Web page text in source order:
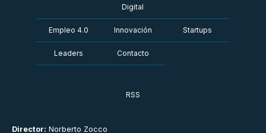
Director: Norberto Zocco
Digital
Empleo 4.0 Innovación Startups
Leaders Contacto
RSS